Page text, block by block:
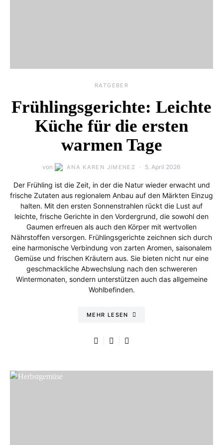
RATGEBER
Frühlingsgerichte: Leichte
Küche für die ersten
warmen Tage
von ANA KAREN JIMENEZ 5. April 2026
Der Frühling ist die Zeit, in der die Natur wieder erwacht und
frische Zutaten aus regionalem Anbau auf den Märkten Einzug
halten. Mit den ersten Sonnenstrahlen rückt die Lust auf
leichte, frische Gerichte in den Vordergrund, die sowohl den
Gaumen erfreuen als auch den Körper mit wertvollen
Nährstoffen versorgen. Frühlingsgerichte zeichnen sich durch
eine harmonische Verbindung von zarten Aromen, saisonalem
Gemüse und frischen Kräutern aus. Sie bieten nicht nur eine
geschmackliche Abwechslung nach den schwereren
Wintermonaten, sondern unterstützen auch das allgemeine
Wohlbefinden.
MEHR LESEN